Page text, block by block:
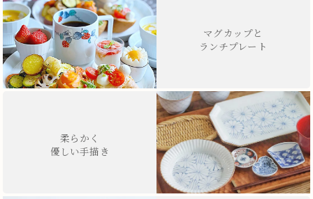
マグカップと
ランチプレート
柔らかく
優しい手描き